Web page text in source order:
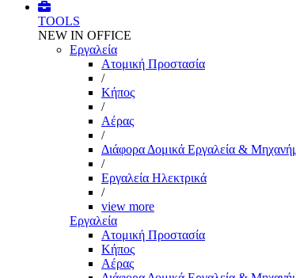
TOOLS
NEW IN OFFICE
Εργαλεία
Aτομική Προστασία
/
Kήπος
/
Αέρας
/
Διάφορα Δομικά Εργαλεία &
/
Εργαλεία Ηλεκτρικά
/
view more
Εργαλεία
Aτομική Προστασία
Kήπος
Αέρας